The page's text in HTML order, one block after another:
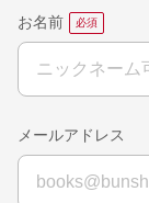
お名前
メールアドレス